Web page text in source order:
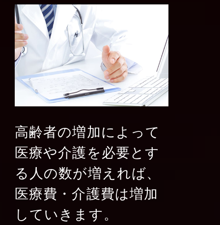
高齢者の増加によって
医療や介護を必要とす
る人の数が増えれば、
医療費・介護費は増加
していきます。